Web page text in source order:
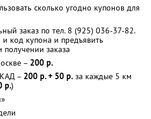
сколько угодно купонов для
заказ по тел. 8 (925) 036-37-82.
код купона и предъявить
получении заказа
– 200 р.
– 200 р. + 50 р. за каждые 5 км
р.)